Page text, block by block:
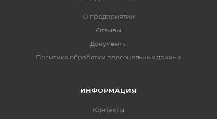
О предприятии
Отзывы
Документы
Политика обработки персональных данных
ИНФОРМАЦИЯ
Контакты